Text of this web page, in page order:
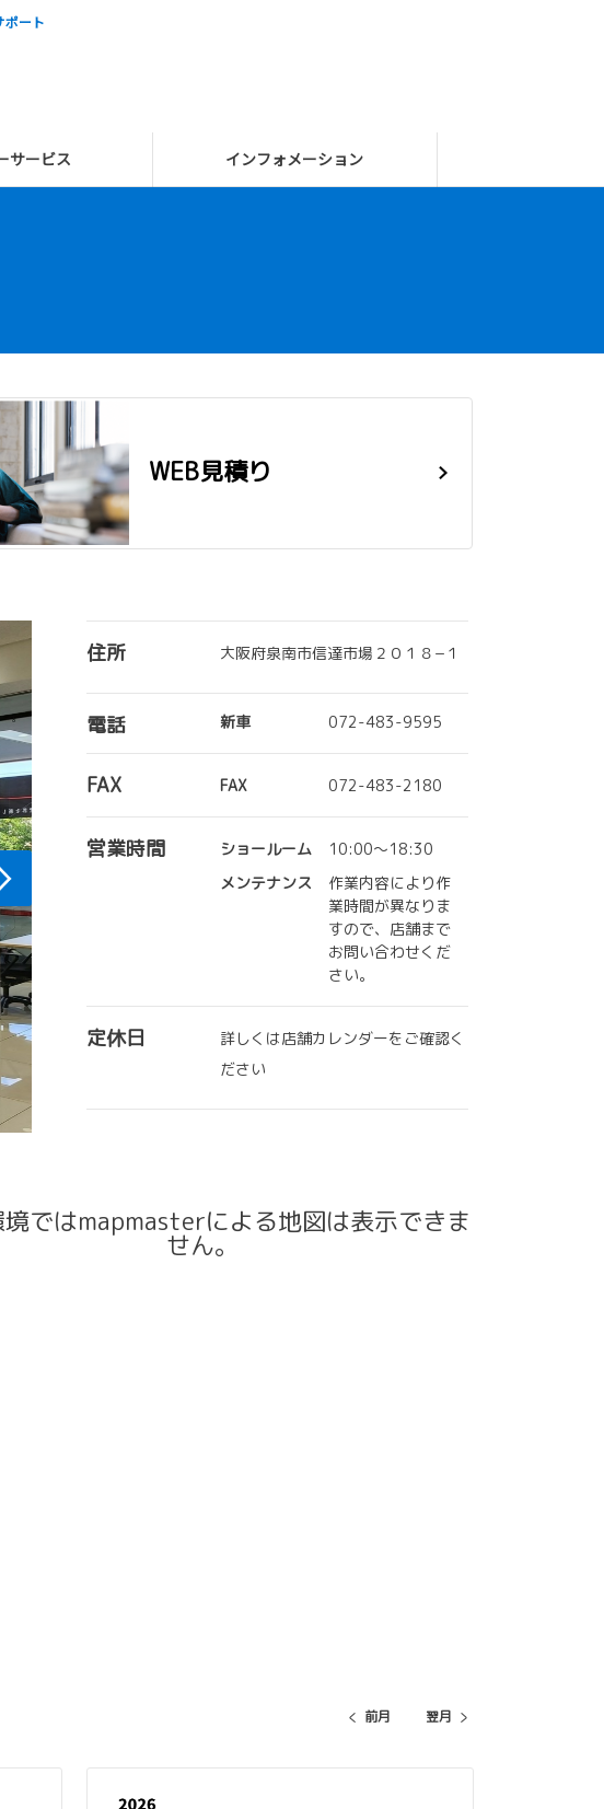
サービス インフォメーション
ポート
WEB見積り
住所 大阪府泉南市信達市場２０１８−１
電話 新車 072-483-9595
FAX FAX 072-483-2180
営業時間 ショールーム
10:00～18:30
メンテナンス
作業内容により作
業時間が異なりま
すので、店舗まで
お問い合わせくだ
さい。
定休日
詳しくは店舗カレンダーをご確認く
ださい
境ではmapmasterによる地図は表示できま
せん。
前月 翌月